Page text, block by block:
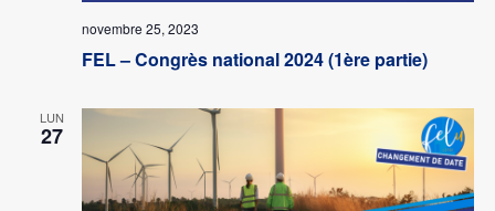
novembre 25, 2023
FEL – Congrès national 2024 (1ère partie)
LUN
27